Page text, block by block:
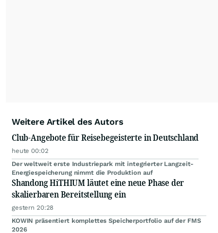
Weitere Artikel des Autors
Club-Angebote für Reisebegeisterte in Deutschland
heute 00:02
Der weltweit erste Industriepark mit integrierter Langzeit-
Energiespeicherung nimmt die Produktion auf
Shandong HiTHIUM läutet eine neue Phase der
skalierbaren Bereitstellung ein
gestern 20:28
KOWIN präsentiert komplettes Speicherportfolio auf der FMS
2026